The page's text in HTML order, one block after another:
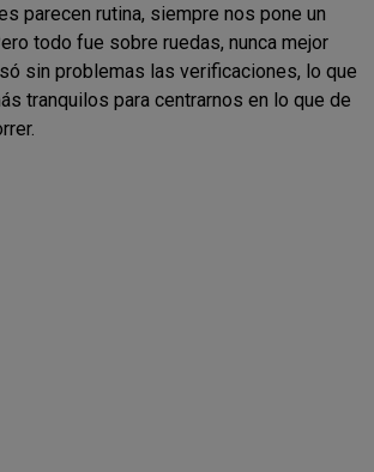
parecen rutina, siempre nos pone un
todo fue sobre ruedas, nunca mejor
sin problemas las verificaciones, lo que
tranquilos para centrarnos en lo que de